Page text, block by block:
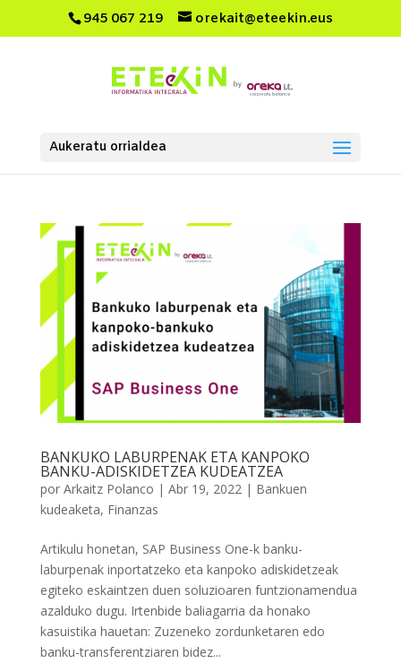
945 067 219 orekait@eteekin.eus
Aukeratu orrialdea
BANKUKO LABURPENAK ETA KANPOKO
BANKU-ADISKIDETZEA KUDEATZEA
por Arkaitz Polanco | Abr 19, 2022| Bankuen
kudeaketa, Finanzas
Artikulu honetan, SAP Business One-k banku-
laburpenak inportatzeko eta kanpoko adiskidetzeak
egiteko eskaintzen duen soluzioaren funtzionamendua
azalduko dugu. Irtenbide baliagarria da honako
kasuistika hauetan: Zuzeneko zordunketaren edo
banku-transferentziaren bidez...